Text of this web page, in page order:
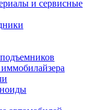
и сервисные